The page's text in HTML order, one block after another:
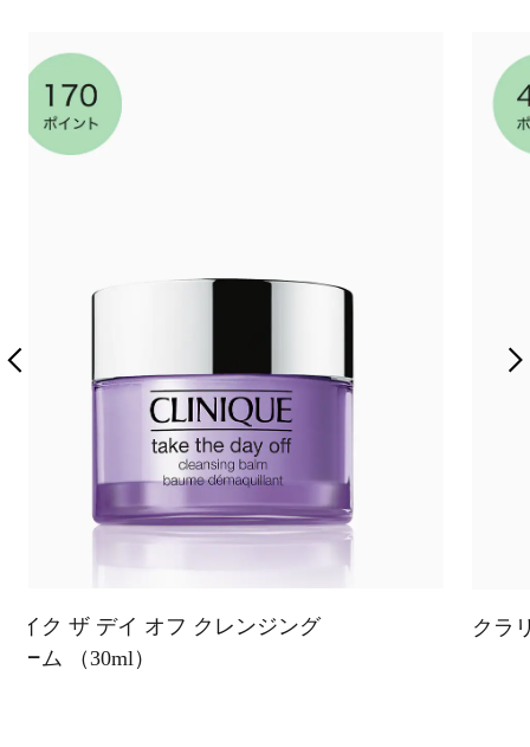
テイク ザ デイ オフ クレンジング
バーム （30ml）
クラ